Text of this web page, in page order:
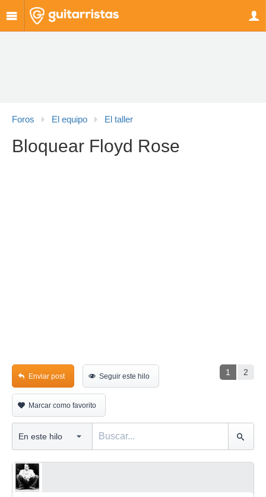
Foros El equipo El taller
Bloquear Floyd Rose
1 2
Enviar post Seguir este hilo
Marcar como favorito